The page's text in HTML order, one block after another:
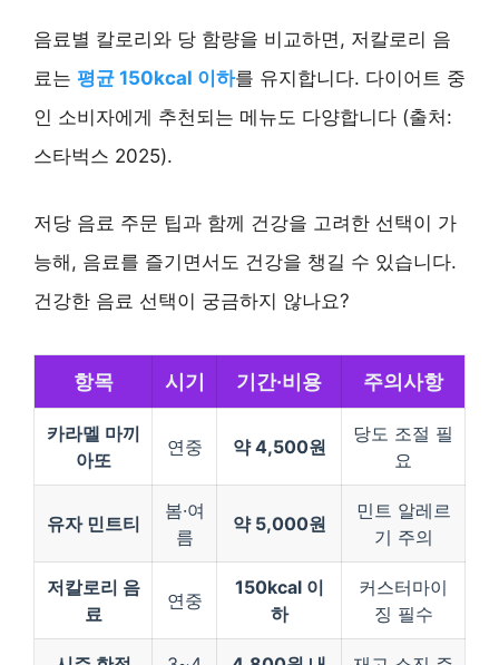
음료별 칼로리와 당 함량을 비교하면, 저칼로리 음
료는 평균 150kcal 이하를 유지합니다. 다이어트 중
인 소비자에게 추천되는 메뉴도 다양합니다 (출처:
스타벅스 2025).
저당 음료 주문 팁과 함께 건강을 고려한 선택이 가
능해, 음료를 즐기면서도 건강을 챙길 수 있습니다.
건강한 음료 선택이 궁금하지 않나요?
항목 시기 기간·비용 주의사항
카라멜 마끼
아또
연중 약 4,500원
당도 조절 필
요
유자 민트티
봄·여
름
약 5,000원
민트 알레르
기 주의
저칼로리 음
료
연중
150kcal 이
하
커스터마이
징 필수